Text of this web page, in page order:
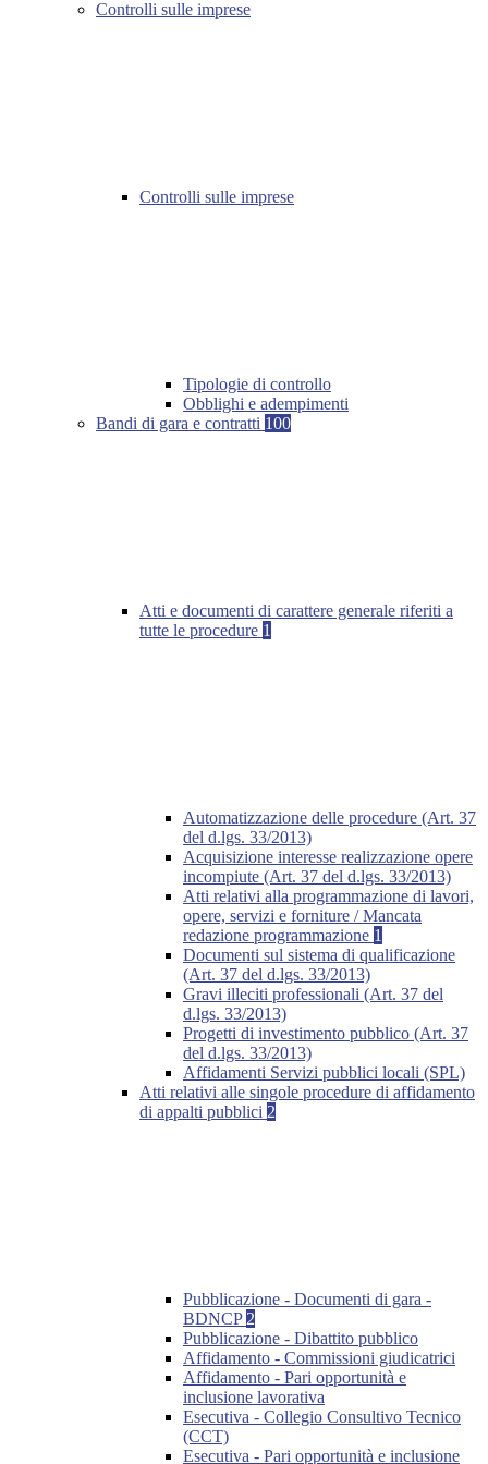
Controlli sulle imprese
Controlli sulle imprese
Tipologie di controllo
Obblighi e adempimenti
Bandi di gara e contratti 100
Atti e documenti di carattere generale riferiti a
tutte le procedure 1
Automatizzazione delle procedure (Art. 37
del d.lgs. 33/2013)
Acquisizione interesse realizzazione opere
incompiute (Art. 37 del d.lgs. 33/2013)
Atti relativi alla programmazione di lavori,
opere, servizi e forniture / Mancata
redazione programmazione 1
Documenti sul sistema di qualificazione
(Art. 37 del d.lgs. 33/2013)
Gravi illeciti professionali (Art. 37 del
d.lgs. 33/2013)
Progetti di investimento pubblico (Art. 37
del d.lgs. 33/2013)
Affidamenti Servizi pubblici locali (SPL)
Atti relativi alle singole procedure di affidamento
di appalti pubblici 2
Pubblicazione - Documenti di gara -
BDNCP 2
Pubblicazione - Dibattito pubblico
Affidamento - Commissioni giudicatrici
Affidamento - Pari opportunità e
inclusione lavorativa
Esecutiva - Collegio Consultivo Tecnico
(CCT)
Esecutiva - Pari opportunità e inclusione